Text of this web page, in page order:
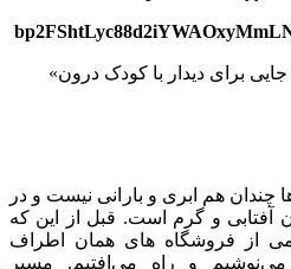
برای دیدار با کودک درون»
چندان هم ابری و بارانی نیست و در
آفتابی و گرم است. قبل از این که
از فروشگاه های همان اطراف
و راه می‌افتیم. مسیر